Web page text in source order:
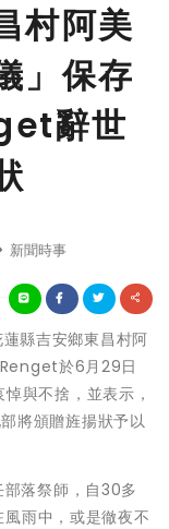
村阿美
」保存
辭世
新聞時事
縣吉安鄉東昌村阿
於6月29日
與不捨，並表示，
將頒贈旌揚狀予以
落祭師，自30多
雨中，或是徹夜不